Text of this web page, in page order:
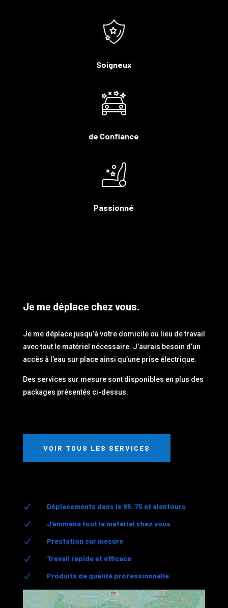
Soigneux
de Confiance
Passionné
Je me déplace chez vous.
Je me déplace jusqu’à votre domicile ou lieu de travail
avec tout le matériel nécessaire. J’aurais besoin d’un
accès à l’eau sur place ainsi qu’une prise électrique.
Des services sur mesure sont disponibles en plus des
packages présentés ci-dessus.
VOIR TOUS LES SERVICES
N Déplacements dans le 95, 75 et alentours
N J'emmène tout le matériel chez vous
N Prestation sur mesure
N Travail rapide et efficace
N Produits de qualité professionnelle